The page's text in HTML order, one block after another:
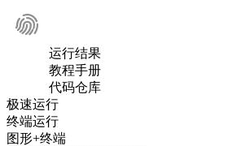
运行结果
教程手册
代码仓库
极速运行
终端运行
图形+终端